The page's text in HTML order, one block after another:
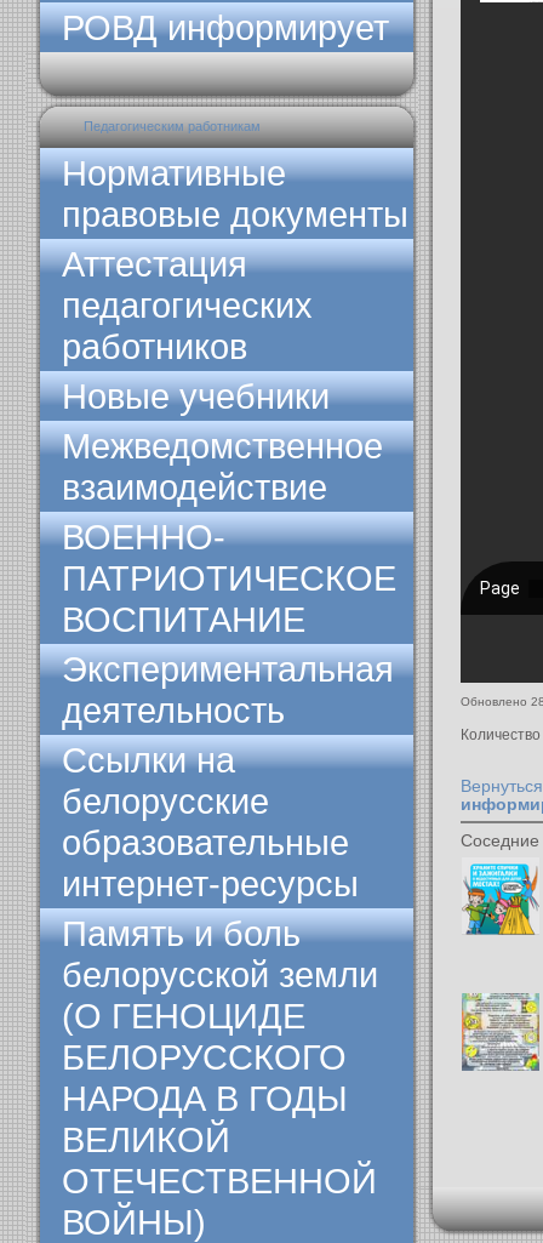
РОВД информирует
Педагогическим работникам
Нормативные
правовые документы
Аттестация
педагогических
работников
Новые учебники
Межведомственное
взаимодействие
ВОЕННО-
ПАТРИОТИЧЕСКОЕ
ВОСПИТАНИЕ
Экспериментальная
деятельность
Ссылки на
белорусские
образовательные
интернет-ресурсы
Память и боль
белорусской земли
(О ГЕНОЦИДЕ
БЕЛОРУССКОГО
НАРОДА В ГОДЫ
ВЕЛИКОЙ
ОТЕЧЕСТВЕННОЙ
ВОЙНЫ)
Обновлено